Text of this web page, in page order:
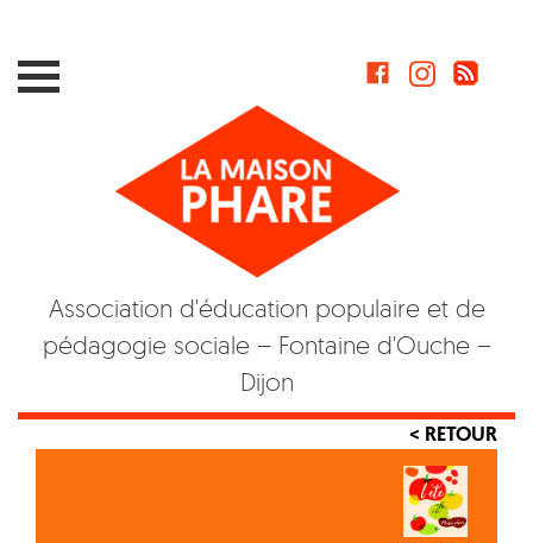
Association d'éducation populaire et de
pédagogie sociale – Fontaine d'Ouche –
Dijon
< RETOUR